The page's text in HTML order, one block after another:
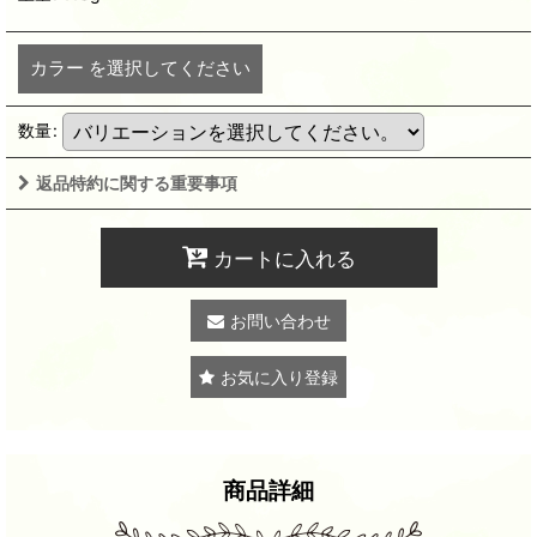
カラー を選択してください
数量:
返品特約に関する重要事項
カートに入れる
お問い合わせ
お気に入り登録
商品詳細